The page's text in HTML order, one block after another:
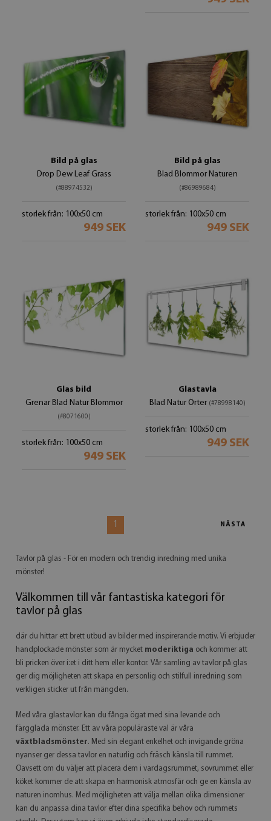
Bild på glas
Drop Dew Leaf Grass
(#88974532)
storlek från: 100x50 cm
949 SEK
Bild på glas
Blad Blommor Naturen
(#86989684)
storlek från: 100x50 cm
949 SEK
Glas bild
Grenar Blad Natur Blommor
(#8071600)
storlek från: 100x50 cm
949 SEK
Glastavla
Blad Natur Örter (#78998140)
storlek från: 100x50 cm
949 SEK
1 NÄSTA
Tavlor på glas - För en modern och trendig inredning med unika
mönster!
Välkommen till vår fantastiska kategori för
tavlor på glas
där du hittar ett brett utbud av bilder med inspirerande motiv. Vi erbjuder
handplockade mönster som är mycket moderiktiga och kommer att
bli pricken över i:et i ditt hem eller kontor. Vår samling av tavlor på glas
ger dig möjligheten att skapa en personlig och stilfull inredning som
verkligen sticker ut från mängden.
Med våra glastavlor kan du fånga ögat med sina levande och
färgglada mönster. Ett av våra populäraste val är våra
växtbladsmönster. Med sin elegant enkelhet och invigande gröna
nyanser ger dessa tavlor en naturlig och fräsch känsla till rummet.
Oavsett om du väljer att placera dem i vardagsrummet, sovrummet eller
köket kommer de att skapa en harmonisk atmosfär och ge en känsla av
naturen inomhus. Med möjligheten att välja mellan olika dimensioner
kan du anpassa dina tavlor efter dina specifika behov och rummets